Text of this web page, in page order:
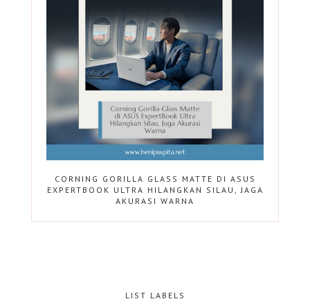
CORNING GORILLA GLASS MATTE DI ASUS
EXPERTBOOK ULTRA HILANGKAN SILAU, JAGA
AKURASI WARNA
LIST LABELS